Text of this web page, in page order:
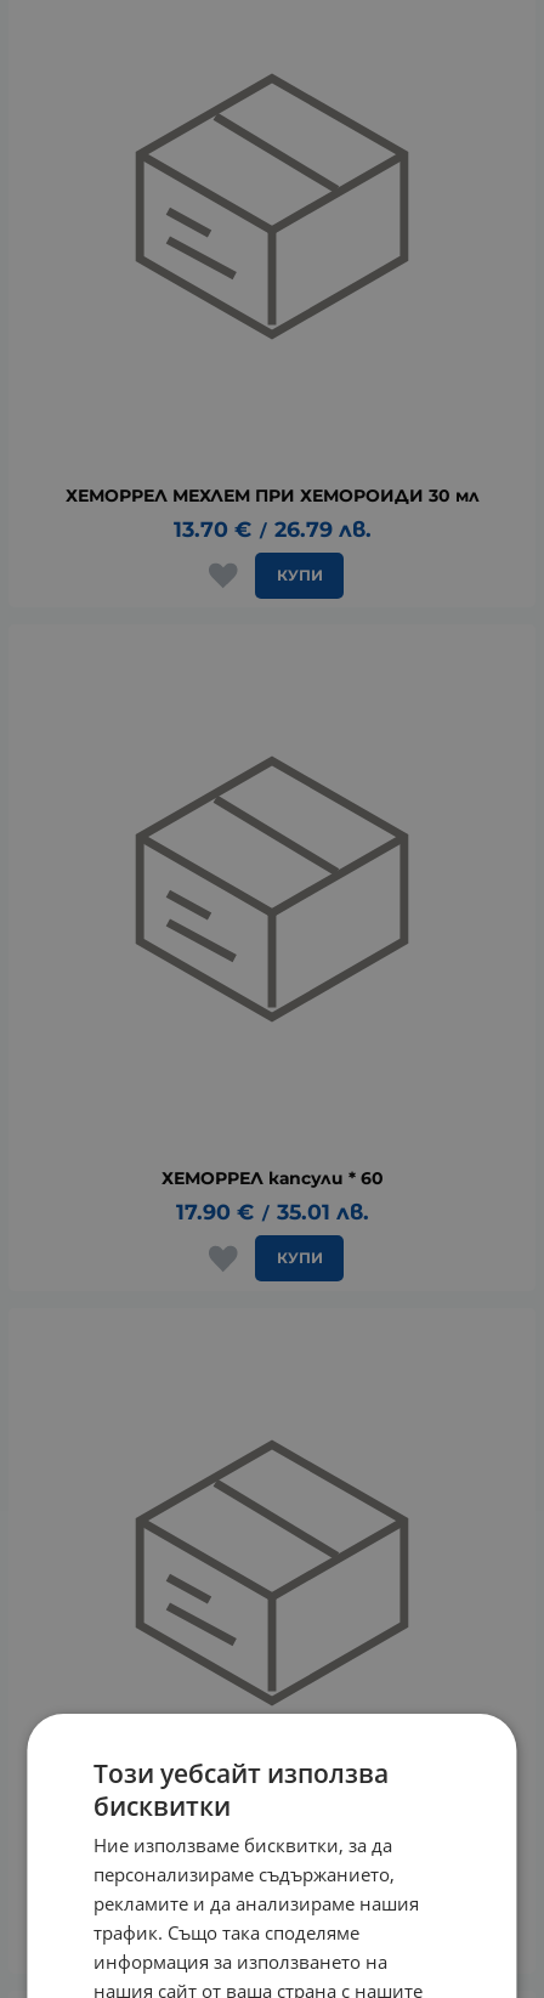
ХЕМОРРЕЛ МЕХЛЕМ ПРИ ХЕМОРОИДИ 30 мл
13.70 € / 26.79 лв.
КУПИ
ХЕМОРРЕЛ капсули * 60
17.90 € / 35.01 лв.
КУПИ
МАКСБАЛАНС капсули * 60 PHYTO LIFE
20.00 € / 39.12 лв.
КУПИ
Този уебсайт използва
бисквитки
Ние използваме бисквитки, за да
персонализираме съдържанието,
рекламите и да анализираме нашия
трафик. Също така споделяме
информация за използването на
нашия сайт от ваша страна с нашите